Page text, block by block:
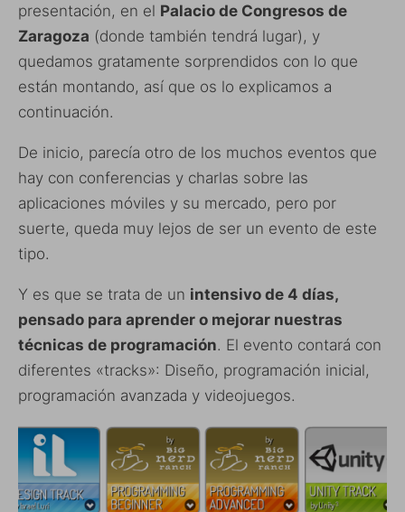
presentación, en el Palacio de Congresos de
Zaragoza (donde también tendrá lugar), y
quedamos gratamente sorprendidos con lo que
están montando, así que os lo explicamos a
continuación.
De inicio, parecía otro de los muchos eventos que
hay con conferencias y charlas sobre las
aplicaciones móviles y su mercado, pero por
suerte, queda muy lejos de ser un evento de este
tipo.
Y es que se trata de un intensivo de 4 días,
pensado para aprender o mejorar nuestras
técnicas de programación. El evento contará con
diferentes «tracks»: Diseño, programación inicial,
programación avanzada y videojuegos.